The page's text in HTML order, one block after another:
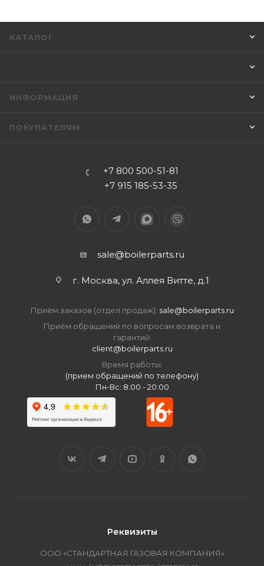
КАТАЛОГ
ИНФОРМАЦИЯ
ПОКУПАТЕЛЯМ
+7 800 500-51-81
+7 915 185-53-35
sale@boilerparts.ru
г. Москва, ул. Аллея Витте, д.1
Приём заказов (отдел продаж): sale@boilerparts.ru
Приём обращений по вопросам возврата и
гарантий:
client@boilerparts.ru
Время работы:
(прием обращений по телефону)
Пн-Вс: 8:00 - 20:00
Реквизиты
ООО «СТАНДАРТНАЯ ГАЗОВАЯ КОМПАНИЯ»